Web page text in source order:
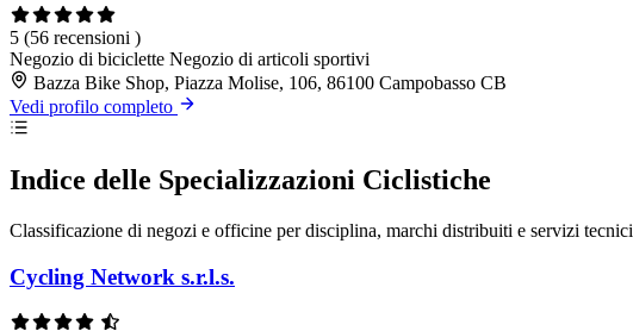
5 (56 recensioni )
Negozio di biciclette Negozio di articoli sportivi
Bazza Bike Shop, Piazza Molise, 106, 86100 Campobasso CB
Vedi profilo completo
Indice delle Specializzazioni Ciclistiche
Classificazione di negozi e officine per disciplina, marchi distribuiti e servizi tecnici
Cycling Network s.r.l.s.